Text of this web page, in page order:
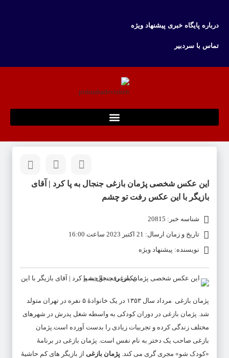
درباره پایگاه خبری پیشنهاد ویژه
تماس با سردبیر
این عکس شخصی پژمان بازغی جنجال به پا کرد | آقای
بازیگر با این عکس رفت تو چشم
شناسه خبر: 20815
تاریخ و زمان ارسال: 21 اکتبر 2023 ساعت 16:00
نویسنده: پیشنهاد ویژه
پژمان بازغی
مرداد سال ۱۳۵۳ در یک خانوادهٔ ۵ نفره در تهران متولد
شد. پژمان بازغی در دوران کودکی به واسطه شغل پدرش در شهرهای
مختلف زندگی کرده و تجربیات زیادی را بدست آورده است.پژمان
بازغی صاحب یک دختر به نام نفس است. پژمان بازغی در برنامۀ
«کودک شو» مجری گری می کند. پژمان بازغی از بازیگر های کم حاشیۀ